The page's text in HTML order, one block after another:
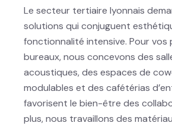
Le secteur tertiaire lyonnais
solutions qui conjuguent
fonctionnalité intensive. Pour vos
bureaux, nous concevons des
acoustiques, des espaces de
modulables et des cafétérias
favorisent le bien-être des
plus, nous travaillons des